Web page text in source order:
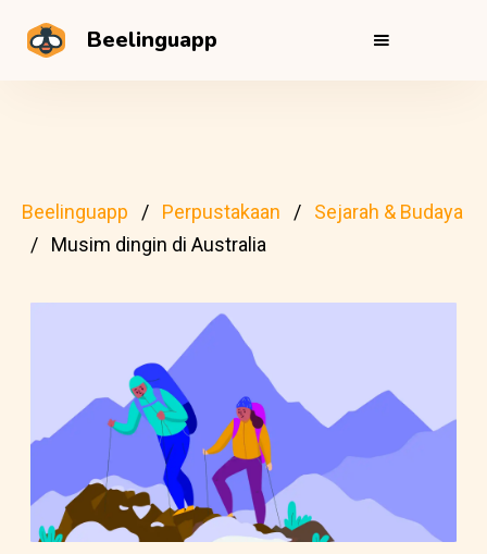
Beelinguapp
Beelinguapp Perpustakaan
Sejarah & Budaya
Musim dingin di Australia